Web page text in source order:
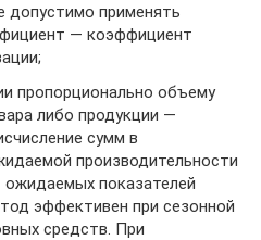
применять
— коэффициент
пропорционально объему
либо продукции —
сумм в
производительности
показателей
эффективен при сезонной
средств. При